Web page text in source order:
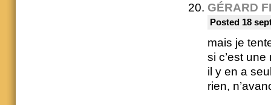
GÉRARD
Posted 18
mais je
si c’est une
il y en a
rien,